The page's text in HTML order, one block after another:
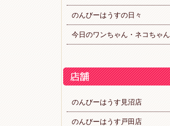
のんびーはうすの日々
今日のワンちゃん・ネコちゃん
のんびーはうす見沼店
のんびーはうす戸田店